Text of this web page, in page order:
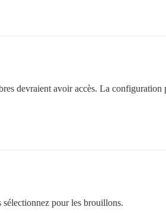
devraient avoir accès. La configuration
sélectionnez pour les brouillons.